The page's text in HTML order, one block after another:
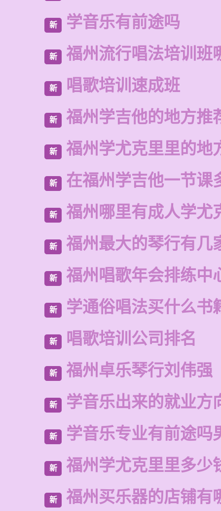
新 学音乐有前途吗
新 福州流行唱法培训班
新 唱歌培训速成班
新 福州学吉他的地方推
新 福州学尤克里里的地
新 在福州学吉他一节课
新 福州哪里有成人学尤
新 福州最大的琴行有几
新 福州唱歌年会排练中
新 学通俗唱法买什么书
新 唱歌培训公司排名
新 福州卓乐琴行刘伟强
新 学音乐出来的就业方
新 学音乐专业有前途吗
新 福州学尤克里里多少
新 福州买乐器的店铺有